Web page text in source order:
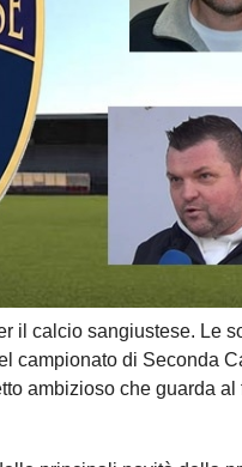
il calcio sangiustese. Le
campionato di Seconda
ambizioso che guarda al